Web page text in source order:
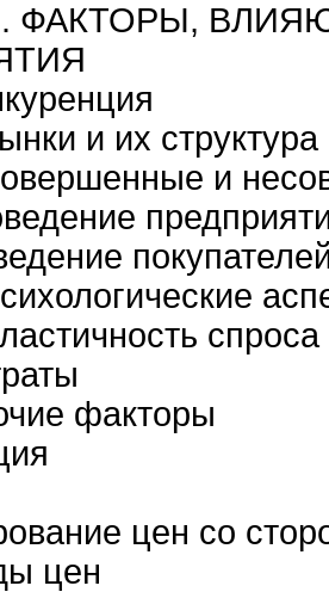
ФАКТОРЫ,
и их структура
и
спроса
факторы
цен со
цен